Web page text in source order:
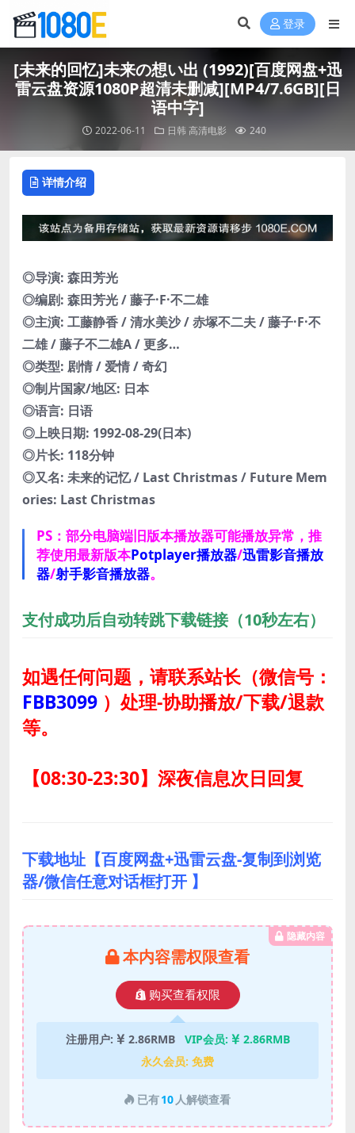
登录
[未来的回忆]未来の想い出 (1992)[百度网盘+迅
雷云盘资源1080P超清未删减][MP4/7.6GB][日
语中字]
2022-06-11 日韩 高清电影 240
详情介绍
◎导演: 森田芳光
◎编剧: 森田芳光 / 藤子·F·不二雄
◎主演: 工藤静香 / 清水美沙 / 赤塚不二夫 / 藤子·F·不
二雄 / 藤子不二雄A / 更多…
◎类型: 剧情 / 爱情 / 奇幻
◎制片国家/地区: 日本
◎语言: 日语
◎上映日期: 1992-08-29(日本)
◎片长: 118分钟
◎又名: 未来的记忆 / Last Christmas / Future Mem
ories: Last Christmas
PS：部分电脑端旧版本播放器可能播放异常，推
荐使用最新版本Potplayer播放器/迅雷影音播放
器/射手影音播放器。
支付成功后自动转跳下载链接（10秒左右）
如遇任何问题，请联系站长（微信号：
FBB3099 ） 处理-协助播放/下载/退款
等。
【08:30-23:30】深夜信息次日回复
下载地址【百度网盘+迅雷云盘-复制到浏览
器/微信任意对话框打开 】
隐藏内容
本内容需权限查看
购买查看权限
注册用户: 2.86RMB VIP会员:
2.86RMB
永久会员: 免费
已有10 人解锁查看